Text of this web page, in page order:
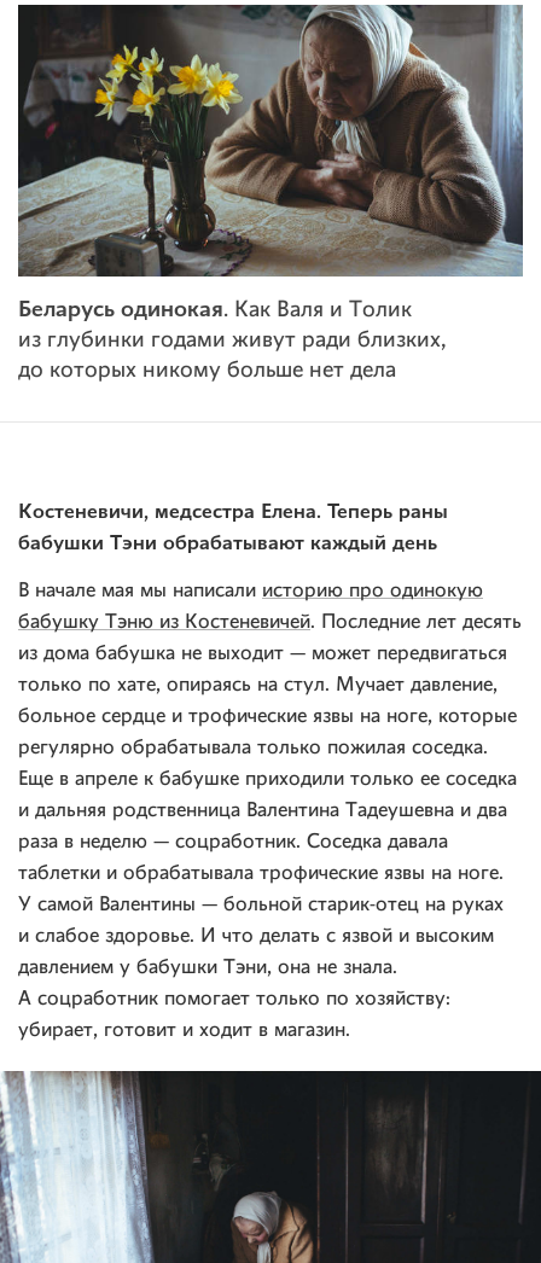
Беларусь одинокая. Как Валя и Толик
из глубинки годами живут ради близких,
до которых никому больше нет дела
Костеневичи, медсестра Елена. Теперь раны
бабушки Тэни обрабатывают каждый день
В начале мая мы написали историю про одинокую
бабушку Тэню из Костеневичей. Последние лет десять
из дома бабушка не выходит — может передвигаться
только по хате, опираясь на стул. Мучает давление,
больное сердце и трофические язвы на ноге, которые
регулярно обрабатывала только пожилая соседка.
Еще в апреле к бабушке приходили только ее соседка
и дальняя родственница Валентина Тадеушевна и два
раза в неделю — соцработник. Соседка давала
таблетки и обрабатывала трофические язвы на ноге.
У самой Валентины — больной старик-отец на руках
и слабое здоровье. И что делать с язвой и высоким
давлением у бабушки Тэни, она не знала.
А соцработник помогает только по хозяйству:
убирает, готовит и ходит в магазин.